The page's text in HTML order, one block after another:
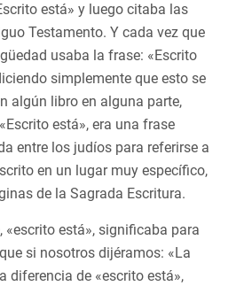
está» y luego citaba las
Testamento. Y cada vez que
usaba la frase: «Escrito
simplemente que esto se
algún libro en alguna parte,
está», era una frase
entre los judíos para referirse a
en un lugar muy específico,
de la Sagrada Escritura.
«escrito está», significaba para
si nosotros dijéramos: «La
diferencia de «escrito está»,